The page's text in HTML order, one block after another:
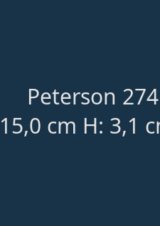
Peterson
cm H: 3,1